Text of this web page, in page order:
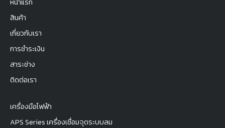
สินค้า
เกี่ยวกับเรา
การชำระเงิน
สาระช่าง
ติดต่อเรา
เครื่องมือไฟฟ้า
APS Series เครื่องเชื่อมจุดระบบลม